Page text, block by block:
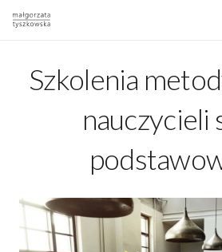
Szkolenia
nauczycieli